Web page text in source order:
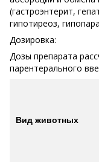
(гастроэнтерит,
гипотиреоз,
Дозировка:
Дозы препарата
парентерального
Вид животных